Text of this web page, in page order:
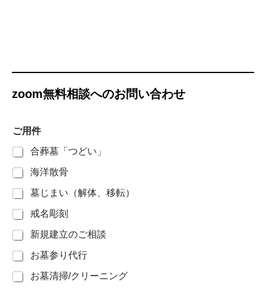
zoom無料相談へのお問い合わせ
ご用件
合葬墓「つどい」
海洋散骨
墓じまい（解体、移転）
戒名彫刻
新規建立のご相談
お墓参り代行
お墓清掃/クリーニング